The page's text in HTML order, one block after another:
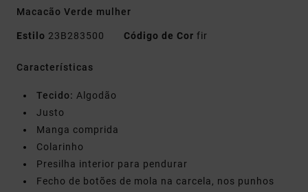
Macacão Verde mulher
Estilo 23B283500 Código de Cor fir
Características
Tecido: Algodão
Justo
Manga comprida
Colarinho
Presilha interior para pendurar
Fecho de botões de mola na carcela, nos punhos